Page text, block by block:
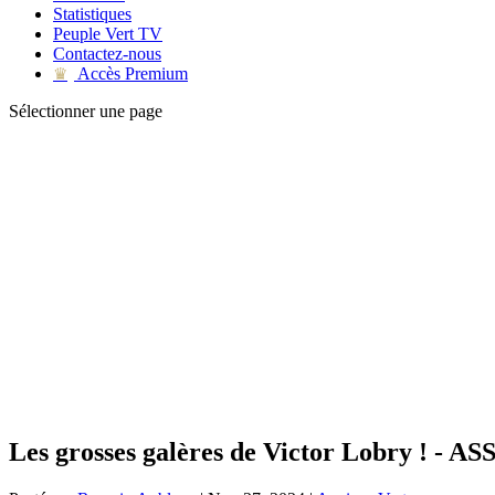
Statistiques
Peuple Vert TV
Contactez-nous
♛
Accès Premium
Sélectionner une page
Les grosses galères de Victor Lobry ! -